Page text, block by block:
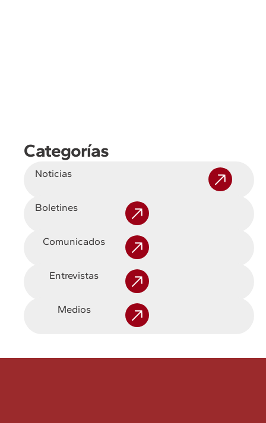
Categorías
Noticias
Boletines
Comunicados
Entrevistas
Medios